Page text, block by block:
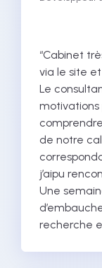
“Cabinet
via le site
Le
de notre
j’aipu
Une
recherche